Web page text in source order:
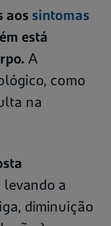
aossintomas
está
A
como
na
levando a
diminuição